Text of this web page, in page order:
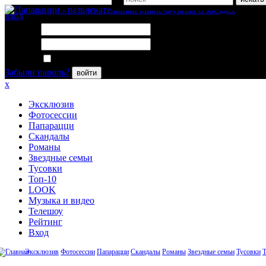
вход
Забыли пароль?
войти
x
Эксклюзив
Фотосессии
Папарацци
Скандалы
Романы
Звездные семьи
Тусовки
Топ-10
LOOK
Музыка и видео
Телешоу
Рейтинг
Вход
Эксклюзив Фотосессии Папарацци Скандалы Романы Звездные семьи Тусовки